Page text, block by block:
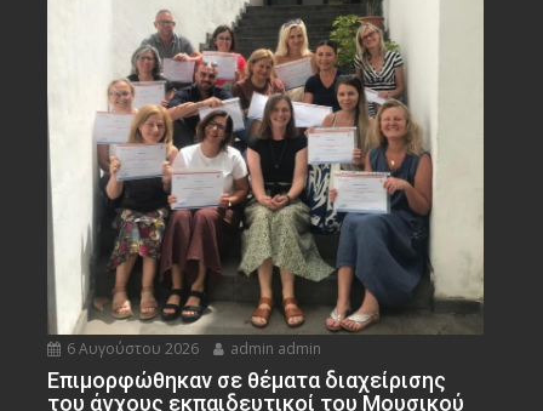
6 Αυγούστου 2026 admin admin
Eπιμορφώθηκαν σε θέματα διαχείρισης
του άγχους εκπαιδευτικοί του Μουσικού